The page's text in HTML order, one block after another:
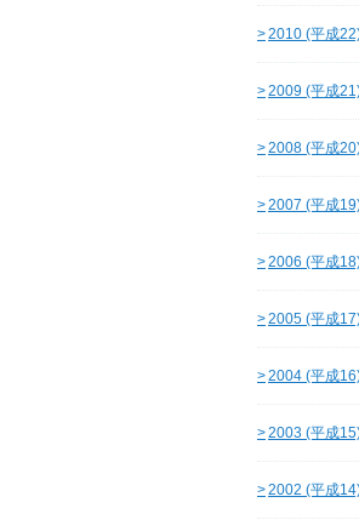
>2010 (平成
>2009 (平成
>2008 (平成
>2007 (平成
>2006 (平成
>2005 (平成
>2004 (平成
>2003 (平成
>2002 (平成